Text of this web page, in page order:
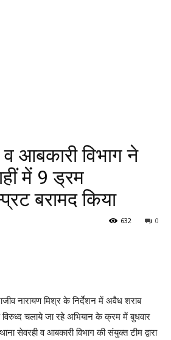
आबकारी विभाग ने
में 9 ड्रम
बरामद किया
0
632
नारायण मिश्र के निर्देशन में अवैध शराब
विरुध्द चलाये जा रहे अभियान के क्रम में बुधवार
सेवरही व आबकारी विभाग की संयुक्त टीम द्वारा